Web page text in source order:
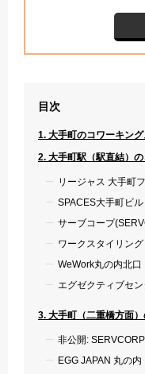
目次
1. 大手町のコワーキン
2. 大手町駅（駅直結）
リージャス 大手町
SPACES大手町ビル
サーブコープ
ワークスタイリン
WeWork丸の内北口
エグゼクティブセ
3. 大手町（二重橋方面
非公開:
EGG JAPAN 丸の内